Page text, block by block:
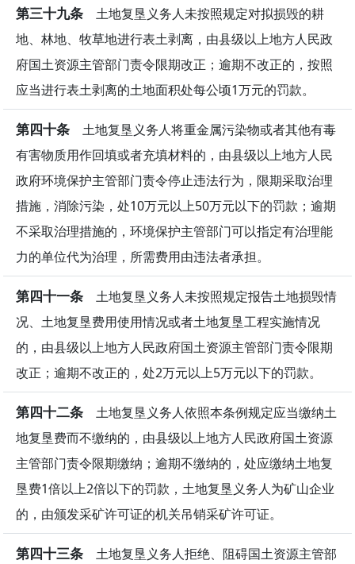
第三十九条 土地复垦义务人未按照规定对拟损毁的耕
地、林地、牧草地进行表土剥离，由县级以上地方人民政
府国土资源主管部门责令限期改正；逾期不改正的，按照
应当进行表土剥离的土地面积处每公顷1万元的罚款。
第四十条 土地复垦义务人将重金属污染物或者其他有毒
有害物质用作回填或者充填材料的，由县级以上地方人民
政府环境保护主管部门责令停止违法行为，限期采取治理
措施，消除污染，处10万元以上50万元以下的罚款；逾期
不采取治理措施的，环境保护主管部门可以指定有治理能
力的单位代为治理，所需费用由违法者承担。
第四十一条 土地复垦义务人未按照规定报告土地损毁情
况、土地复垦费用使用情况或者土地复垦工程实施情况
的，由县级以上地方人民政府国土资源主管部门责令限期
改正；逾期不改正的，处2万元以上5万元以下的罚款。
第四十二条 土地复垦义务人依照本条例规定应当缴纳土
地复垦费而不缴纳的，由县级以上地方人民政府国土资源
主管部门责令限期缴纳；逾期不缴纳的，处应缴纳土地复
垦费1倍以上2倍以下的罚款，土地复垦义务人为矿山企业
的，由颁发采矿许可证的机关吊销采矿许可证。
第四十三条 土地复垦义务人拒绝、阻碍国土资源主管部